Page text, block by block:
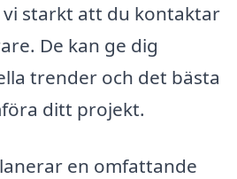
starkt att du kontaktar
De kan ge dig
trender och det bästa
ditt projekt.
en omfattande